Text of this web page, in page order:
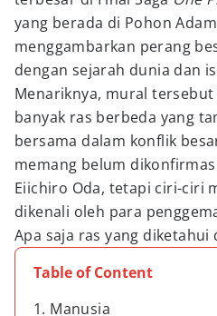
yang berada di Pohon
menggambarkan perang
dengan sejarah dunia dan
Menariknya, mural
banyak ras berbeda yang
bersama dalam konflik
memang belum
Eiichiro Oda, tetapi ciri-ciri
dikenali oleh para
Apa saja ras yang diketahui
Table of Content
1. Manusia